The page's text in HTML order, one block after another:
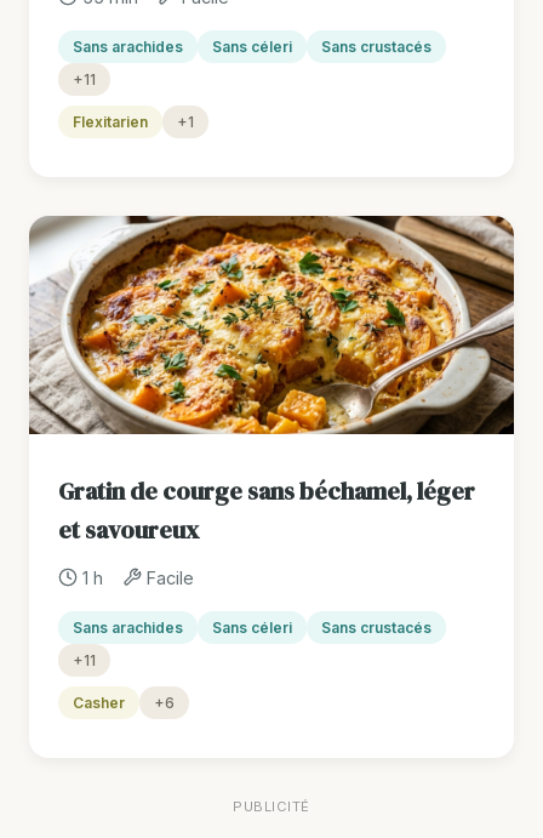
Sans arachides Sans céleri
Sans crustacés
+11
Flexitarien +1
Gratin de courge sans béchamel, léger
et savoureux
1 h Facile
Sans arachides Sans céleri
Sans crustacés
+11
Casher +6
PUBLICITÉ